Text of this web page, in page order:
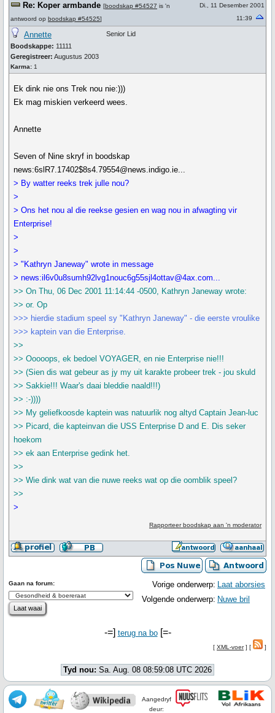
Re: Koper armbande [boodskap #54527 is 'n
antwoord op boodskap #54525]
Di., 11 Desember 2001
11:39
Annette
Boodskappe: 11111
Geregistreer: Augustus 2003
Karma: 1
Senior Lid
Ek dink nie ons Trek nou nie:)))
Ek mag miskien verkeerd wees.
Annette
Seven of Nine skryf in boodskap
news:6slR7.17402$8s4.79554@news.indigo.ie...
> By watter reeks trek julle nou?
>
> Ons het nou al die reekse gesien en wag nou in afwagting vir
Enterprise!
>
>
> "Kathryn Janeway" wrote in message
> news:il6v0u8sumh92lvg1nouc6g55sjl4ottav@4ax.com...
>> On Thu, 06 Dec 2001 11:14:44 -0500, Kathryn Janeway wrote:
>> or. Op
>>> hierdie stadium speel sy "Kathryn Janeway" - die eerste vroulike
>>> kaptein van die Enterprise.
>>
>> Ooooops, ek bedoel VOYAGER, en nie Enterprise nie!!!
>> (Sien dis wat gebeur as jy my uit karakte probeer trek - jou skuld
>> Sakkie!!! Waar's daai bleddie naald!!!)
>> :-))))
>> My geliefkoosde kaptein was natuurlik nog altyd Captain Jean-luc
>> Picard, die kapteinvan die USS Enterprise D and E. Dis seker
hoekom
>> ek aan Enterprise gedink het.
>>
>> Wie dink wat van die nuwe reeks wat op die oomblik speel?
>>
>
Rapporteer boodskap aan 'n moderator
Vorige onderwerp: Laat aborsies
Volgende onderwerp: Nuwe bril
Gaan na forum:
-=] terug na bo[=-
[ XML-voer] [ ]
Tyd nou: Sa. Aug. 08 08:59:08 UTC 2026
Aangedryf
deur: